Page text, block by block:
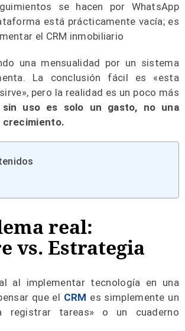
se hacen por WhatsApp
está prácticamente vacía; es
el CRM inmobiliario
una mensualidad por un sistema
La conclusión fácil es «esta
pero la realidad es un poco más
sin uso es solo un gasto, no una
crecimiento.
real:
vs. Estrategia
al implementar tecnología en una
que el CRM es simplemente un
registrar tareas» o un cuaderno